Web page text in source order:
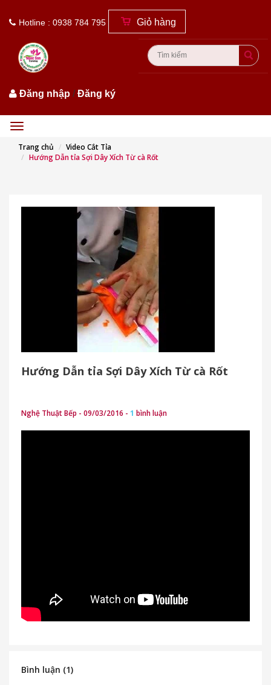
Hotline : 0938 784 795 Giỏ hàng
Đăng nhập /Đăng ký
Menu
Trang chủ
Video Cắt Tỉa
Hướng Dẫn tỉa Sợi Dây Xích Từ cà Rốt
Hướng Dẫn tỉa Sợi Dây Xích Từ cà Rốt
Nghệ Thuật Bếp - 09/03/2016 - 1 bình luận
Bình luận (1)